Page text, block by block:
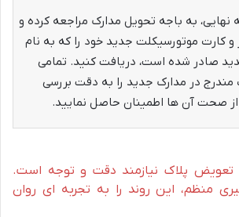
نهایی، به باجه تحویل مدارک مراجعه کرده و
و کارت موتورسیکلت جدید خود را که به نام
صادر شده است، دریافت کنید. تمامی
مندرج در مدارک جدید را به دقت بررسی
از صحت آن ها اطمینان حاصل نمایید.
تعویض پلاک نیازمند دقت و توجه است.
منظم، این روند را به تجربه ای روان